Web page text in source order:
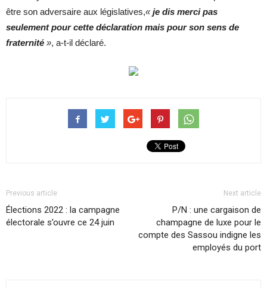
être son adversaire aux législatives,«je dis merci pas
seulement pour cette déclaration mais pour son sens de
fraternité », a-t-il déclaré.
Previous article
Élections 2022 : la campagne
électorale s’ouvre ce 24 juin
Next article
P/N : une cargaison de
champagne de luxe pour le
compte des Sassou indigne les
employés du port